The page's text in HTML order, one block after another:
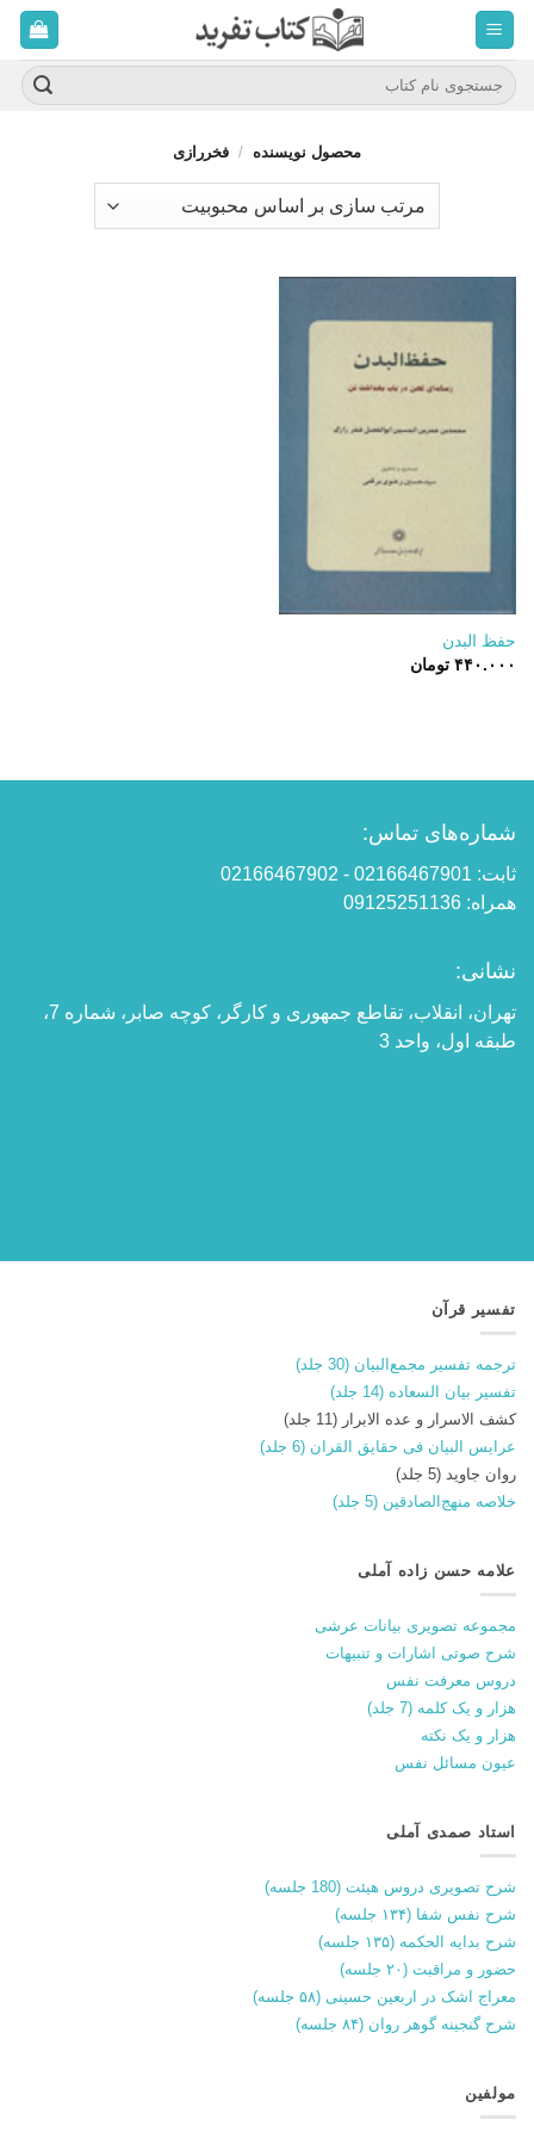
محتوا
برویدجستجو
برای:
محصول نویسنده / فخررازی
حفظ البدن
۴۴۰.۰۰۰ تومان
شماره‌های تماس:
ثابت: 02166467901 - 02166467902
همراه: 09125251136
نشانی:
تهران، انقلاب، تقاطع جمهوری و کارگر، کوچه صابر، شماره 7،
طبقه اول، واحد 3
تفسیر قرآن
ترجمه تفسیر مجمع‌البیان (30 جلد)
تفسیر بیان السعاده (14 جلد)
کشف الاسرار و عده الابرار (11 جلد)
عرایس البیان فی حقایق القران (6 جلد)
روان جاوید (5 جلد)
خلاصه منهج‌الصادقین (5 جلد)
علامه حسن زاده آملی
مجموعه تصویری بیانات عرشی
شرح صوتی اشارات و تنبیهات
دروس معرفت نفس
هزار و یک کلمه (7 جلد)
هزار و یک نکته
عیون مسائل نفس
استاد صمدی آملی
شرح تصویری دروس هیئت (180 جلسه)
شرح نفس شفا (۱۳۴ جلسه)
شرح بدایه الحکمه (۱۳۵ جلسه)
حضور و مراقبت (۲۰ جلسه)
معراج اشک در اربعین حسینی (۵۸ جلسه)
شرح گنجینه گوهر روان (۸۴ جلسه)
مولفین